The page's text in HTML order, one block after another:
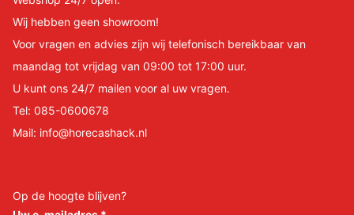
Wij hebben geen showroom!
Voor vragen en advies zijn wij telefonisch bereikbaar van
maandag tot vrijdag van 09:00 tot 17:00 uur.
U kunt ons 24/7 mailen voor al uw vragen.
Tel: 085-0600678
Mail: info@horecashack.nl
Op de hoogte blijven?